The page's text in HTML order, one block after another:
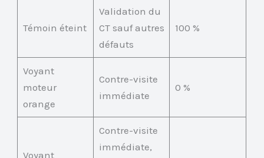
Témoin éteint
Validation du
CT sauf autres
défauts
100 %
Voyant
moteur
orange
Contre-visite
immédiate
0 %
Voyant
Contre-visite
immédiate,